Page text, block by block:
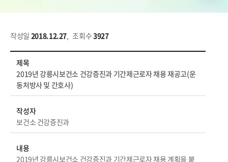
작성일 2018.12.27, 조회수3927
제목
2019년 강릉시보건소 건강증진과 기간제근로자 채용 재공고(운
동처방사 및 간호사)
작성자
보건소 건강증진과
내용
2019년 강릉시보건소 건강증진과 기간제근로자 채용 계획을 붙